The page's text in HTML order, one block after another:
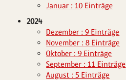
Januar : 10 Einträge
2024
Dezember : 9 Einträge
November : 8 Einträge
Oktober : 9 Einträge
September : 11 Einträge
August : 5 Einträge